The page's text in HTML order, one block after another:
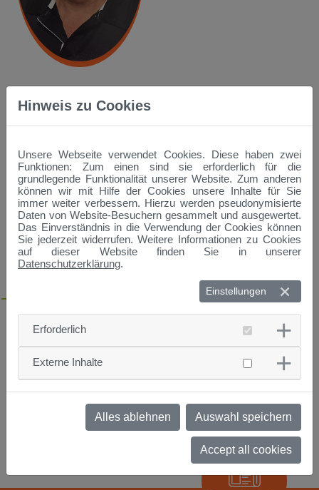
Wie wird aus einem
gezeichneten Plan eigentlich
ein echtes Baugebiet?
Termin:Dienstag, 04.02.2020, 17:00 - 18:00 Uhr
Dozenten:Oliver Vetter-Gindele, Leiter Amt für
Stadtentwicklung und Stadtplanung, Stadt Straubing und
Werner Müller, Leiter Abteilung Vermessungswesen, Stadt
Straubing
Ort:TUM Campus, Hörsaal Refektorium, Schulgasse 22,
Bevor ein Haus gebaut werden kann, müssen viele
Voraussetzungen erfüllt sein, z.B. braucht man ein
Baugrundstück. Aber wie entsteht eigentlich ein Baugebiet?
Wer wissen möchte, wie sowas heute geht und wie man das
Hinweis zu Cookies
Unsere Webseite verwendet Cookies. Diese haben zwei
Funktionen: Zum einen sind sie erforderlich für die
grundlegende Funktionalität unserer Website. Zum anderen
können wir mit Hilfe der Cookies unsere Inhalte für Sie
immer weiter verbessern. Hierzu werden pseudonymisierte
Daten von Website-Besuchern gesammelt und ausgewertet.
Das Einverständnis in die Verwendung der Cookies können
Sie jederzeit widerrufen. Weitere Informationen zu Cookies
auf dieser Website finden Sie in unserer
Datenschutzerklärung.
Einstellungen
Erforderlich
Externe Inhalte
Alles ablehnen Auswahl speichern
Accept all cookies